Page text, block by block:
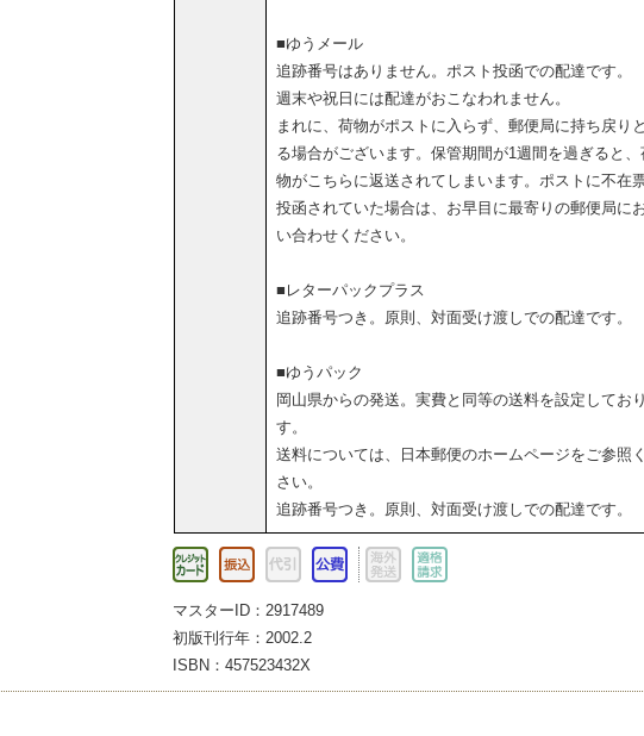
■ゆうメール
追跡番号はありません。ポスト投函での配達です。
週末や祝日には配達がおこなわれません。
まれに、荷物がポストに入らず、郵便局に持ち戻り
る場合がございます。保管期間が1週間を過ぎると、
物がこちらに返送されてしまいます。ポストに不在
投函されていた場合は、お早目に最寄りの郵便局に
い合わせください。
■レターパックプラス
追跡番号つき。原則、対面受け渡しでの配達です。
■ゆうパック
岡山県からの発送。実費と同等の送料を設定してお
す。
送料については、日本郵便のホームページをご参照
さい。
追跡番号つき。原則、対面受け渡しでの配達です。
マスターID：2917489
初版刊行年：2002.2
ISBN：457523432X